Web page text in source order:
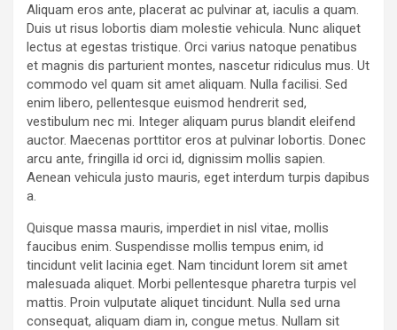
Aliquam eros ante, placerat ac pulvinar at, iaculis a quam.
Duis ut risus lobortis diam molestie vehicula. Nunc aliquet
lectus at egestas tristique. Orci varius natoque penatibus
et magnis dis parturient montes, nascetur ridiculus mus. Ut
commodo vel quam sit amet aliquam. Nulla facilisi. Sed
enim libero, pellentesque euismod hendrerit sed,
vestibulum nec mi. Integer aliquam purus blandit eleifend
auctor. Maecenas porttitor eros at pulvinar lobortis. Donec
arcu ante, fringilla id orci id, dignissim mollis sapien.
Aenean vehicula justo mauris, eget interdum turpis dapibus
a.
Quisque massa mauris, imperdiet in nisl vitae, mollis
faucibus enim. Suspendisse mollis tempus enim, id
tincidunt velit lacinia eget. Nam tincidunt lorem sit amet
malesuada aliquet. Morbi pellentesque pharetra turpis vel
mattis. Proin vulputate aliquet tincidunt. Nulla sed urna
consequat, aliquam diam in, congue metus. Nullam sit